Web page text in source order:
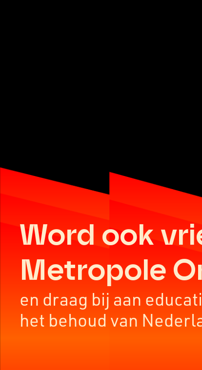
Word ook
Metropole
en draag bij aan
het behoud van